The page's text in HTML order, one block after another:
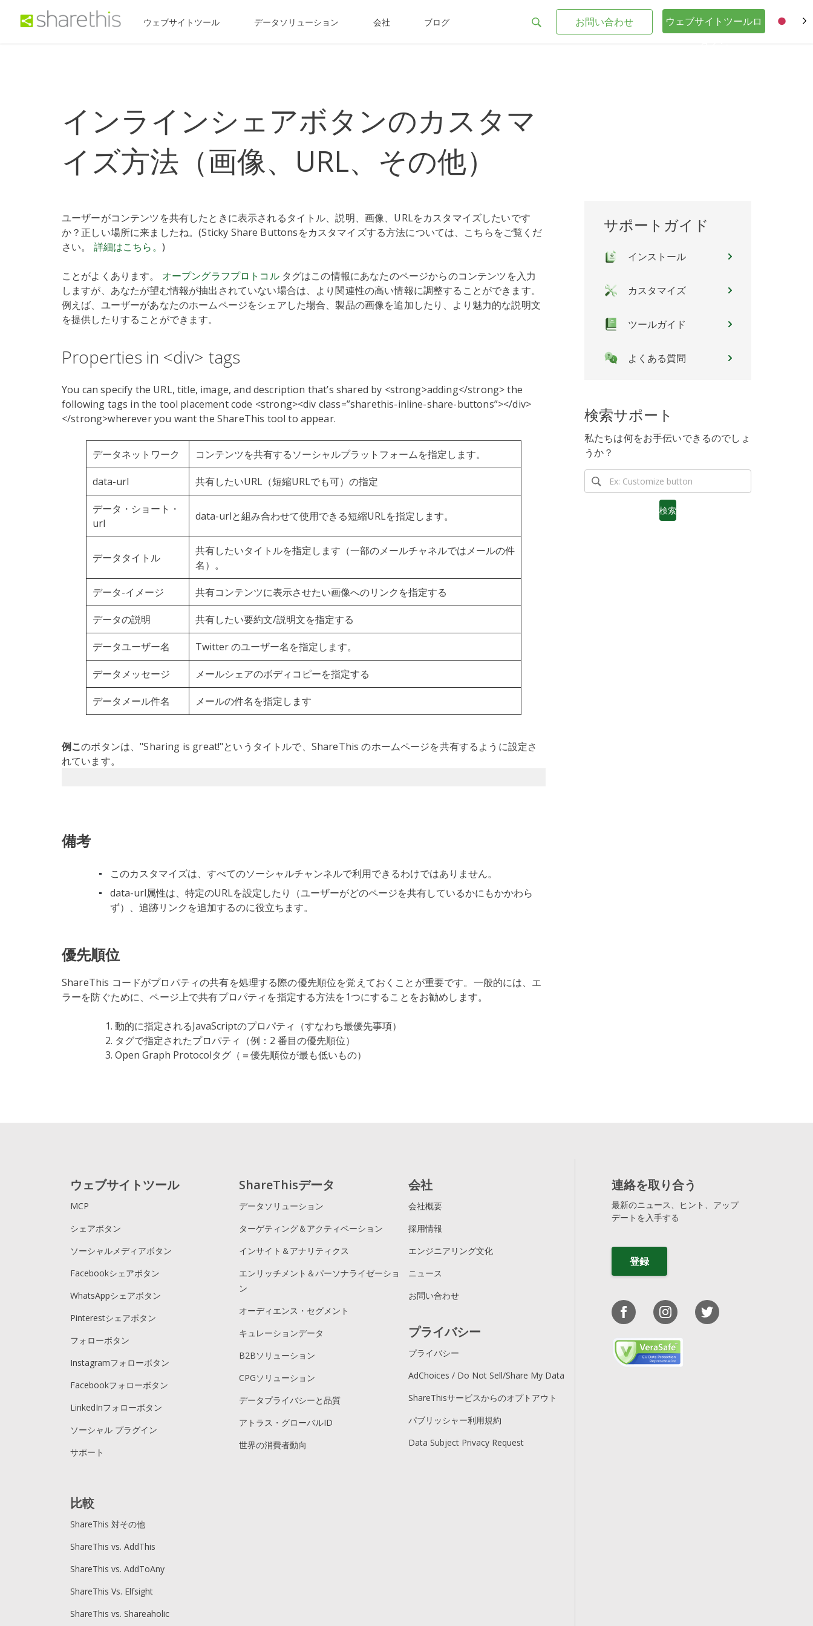
ウェブサイトツール データソリューション 会社 ブログ お問い合わせ
ウェブサイトツールロ
インラインシェアボタンのカスタマ
イズ方法（画像、URL、その他）
ユーザーがコンテンツを共有したときに表示されるタイトル、説明、画像、URLをカスタマイズしたいです
か？正しい場所に来ましたね。(Sticky Share Buttonsをカスタマイズする方法については、こちらをご覧くだ
さい。 詳細はこちら。 )
ことがよくあります。 オープングラフプロトコルタグはこの情報にあなたのページからのコンテンツを入力
しますが、あなたが望む情報が抽出されていない場合は、より関連性の高い情報に調整することができます。
例えば、ユーザーがあなたのホームページをシェアした場合、製品の画像を追加したり、より魅力的な説明文
を提供したりすることができます。
Properties in <div> tags
You can specify the URL, title, image, and description that’s shared by <strong>adding</strong> the
following tags in the tool placement code <strong><div class=”sharethis-inline-share-buttons”></div>
</strong>wherever you want the ShareThis tool to appear.
データネットワーク コンテンツを共有するソーシャルプラットフォームを指定します。
data-url 共有したいURL（短縮URLでも可）の指定
データ・ショート・
url
data-urlと組み合わせて使用できる短縮URLを指定します。
データタイトル
共有したいタイトルを指定します（一部のメールチャネルではメールの件
名）。
データ-イメージ 共有コンテンツに表示させたい画像へのリンクを指定する
データの説明 共有したい要約文/説明文を指定する
データユーザー名 Twitter のユーザー名を指定します。
データメッセージ メールシェアのボディコピーを指定する
データメール件名 メールの件名を指定します
例このボタンは、"Sharing is great!"というタイトルで、ShareThis のホームページを共有するように設定さ
れています。
備考
このカスタマイズは、すべてのソーシャルチャンネルで利用できるわけではありません。
data-url属性は、特定のURLを設定したり（ユーザーがどのページを共有しているかにもかかわら
ず）、追跡リンクを追加するのに役立ちます。
優先順位
ShareThis コードがプロパティの共有を処理する際の優先順位を覚えておくことが重要です。一般的には、エ
ラーを防ぐために、ページ上で共有プロパティを指定する方法を1つにすることをお勧めします。
動的に指定されるJavaScriptのプロパティ（すなわち最優先事項）
タグで指定されたプロパティ（例：2 番目の優先順位）
Open Graph Protocolタグ（＝優先順位が最も低いもの）
サポートガイド
インストール
カスタマイズ
ツールガイド
よくある質問
検索サポート
私たちは何をお手伝いできるのでしょ
うか？
検索
ウェブサイトツール
MCP
シェアボタン
ソーシャルメディアボタン
Facebookシェアボタン
WhatsAppシェアボタン
Pinterestシェアボタン
フォローボタン
Instagramフォローボタン
Facebookフォローボタン
LinkedInフォローボタン
ソーシャル プラグイン
サポート
ShareThisデータ
データソリューション
ターゲティング＆アクティベーション
インサイト＆アナリティクス
エンリッチメント＆パーソナライゼーショ
ン
オーディエンス・セグメント
キュレーションデータ
B2Bソリューション
CPGソリューション
データプライバシーと品質
アトラス・グローバルID
世界の消費者動向
会社
会社概要
採用情報
エンジニアリング文化
ニュース
お問い合わせ
プライバシー
プライバシー
AdChoices / Do Not Sell/Share My Data
ShareThisサービスからのオプトアウト
パブリッシャー利用規約
Data Subject Privacy Request
比較
ShareThis 対その他
ShareThis vs. AddThis
ShareThis vs. AddToAny
ShareThis Vs. Elfsight
ShareThis vs. Shareaholic
連絡を取り合う
最新のニュース、ヒント、アップ
デートを入手する
登録